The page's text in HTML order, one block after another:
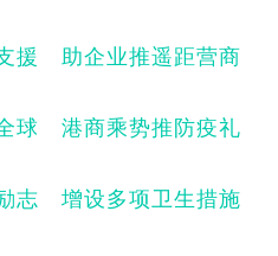
援 助企业推遥距营商
球 港商乘势推防疫礼
志 增设多项卫生措施